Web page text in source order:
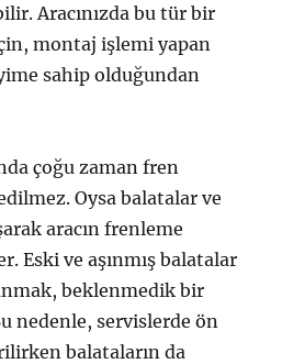
Aracınızda bu tür bir
montaj işlemi yapan
sahip olduğundan
çoğu zaman fren
Oysa balatalar ve
aracın frenleme
Eski ve aşınmış balatalar
beklenmedik bir
nedenle, servislerde ön
balataların da